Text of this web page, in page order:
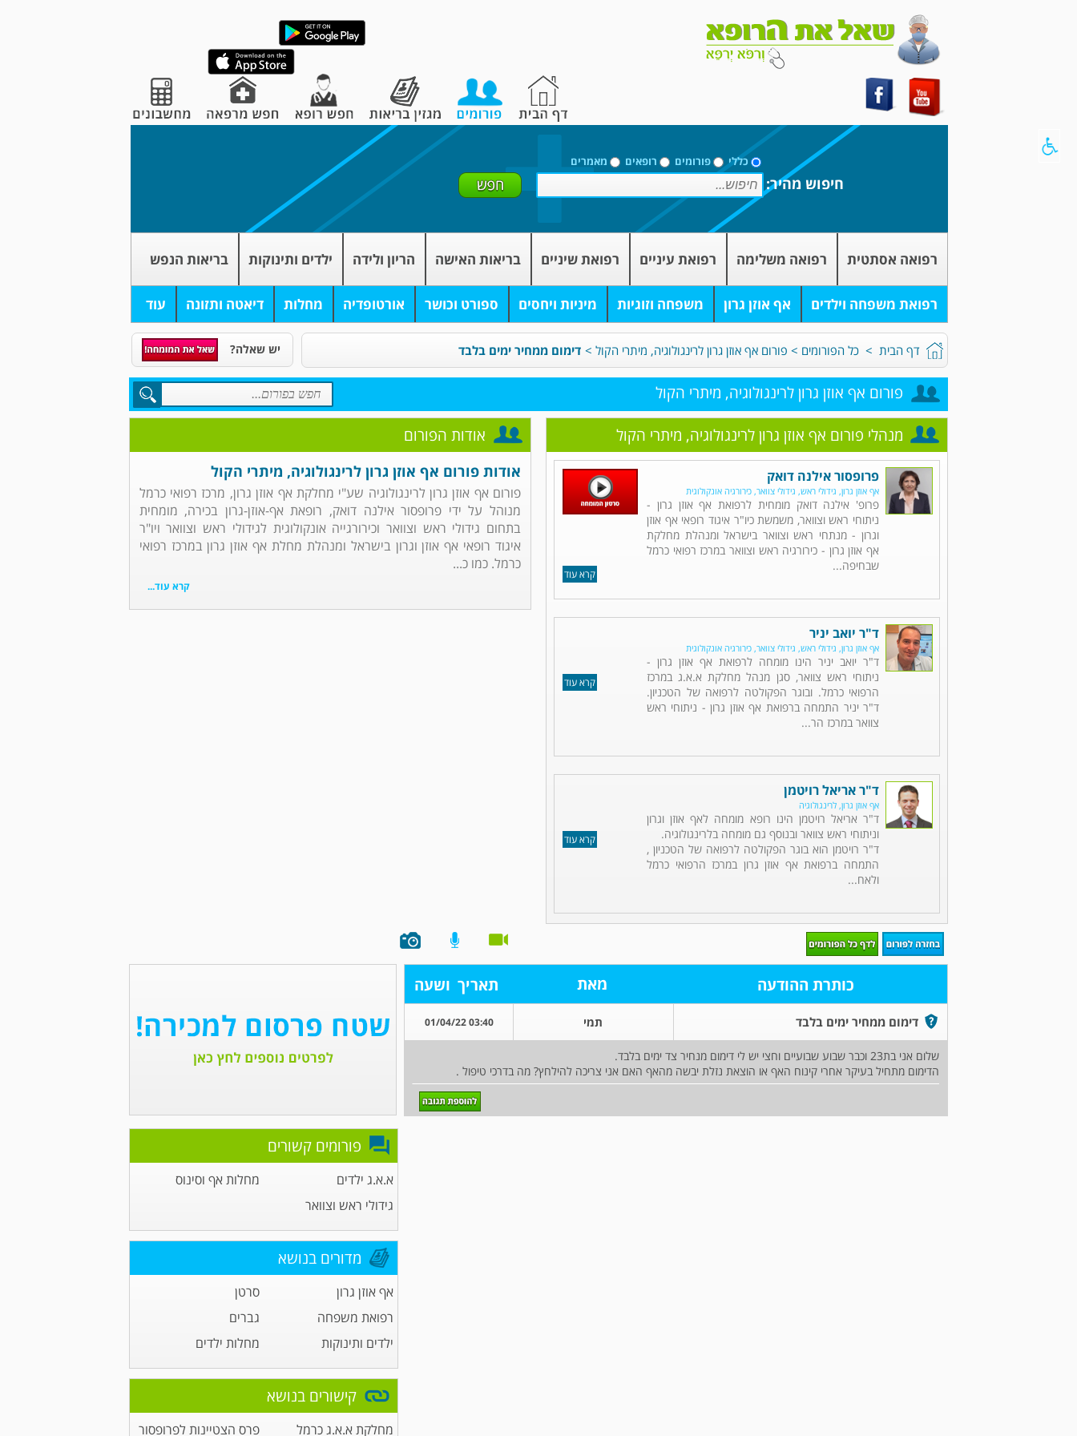
כללי פורומים רופאים מאמרים
חיפוש מהיר:
רפואה אסתטית רפואה משלימה רפואת עיניים רפואת שיניים בריאות האישה הריון ולידה ילדים ותינוקות בריאות הנפש
רפואת משפחה וילדים אף אוזן גרון משפחה וזוגיות מיניות ויחסים ספורט וכושר אורטופדיה מחלות דיאטה ותזונה עוד
דף הבית > כל הפורומים > פורום אף אוזן גרון לרינגולוגיה, מיתרי הקול > דימום ממחיר ימים בלבד יש שאלה?
פורום אף אוזן גרון לרינגולוגיה, מיתרי הקול
אודות הפורום
אודות פורום אף אוזן גרון לרינגולוגיה, מיתרי הקול
פורום אף אוזן גרון לרינגולוגיה שע"י מחלקת אף אוזן גרון, מרכז רפואי כרמל
מנוהל על ידי פרופסור אילנה דואק, רופאת אף-אוזן-גרון בכירה, מומחית
בתחום גידולי ראש וצוואר וכירורגייה אונקולוגית לגידולי ראש וצוואר ויו"ר
איגוד רופאי אף אוזן וגרון בישראל ומנהלת מחלת אף אוזן גרון במרכז רפואי
כרמל. כמו כ...
קרא עוד...
מנהלי פורום אף אוזן גרון לרינגולוגיה, מיתרי הקול
קרא עוד
פרופסור אילנה דואק
אף אוזן גרון, גידולי ראש, גידולי צוואר, כירורגיה אונקולוגית
פרופ' אילנה דואק מומחית לרפואת אף אוזן גרון -
ניתוחי ראש וצוואר, משמשת כיו"ר איגוד רופאי אף אוזן
וגרון - מנתחי ראש וצוואר בישראל ומנהלת מחלקת
אף אוזן גרון - כירורגיה ראש וצוואר במרכז רפואי כרמל
שבחיפה...
קרא עוד
ד"ר יואב יניר
אף אוזן גרון, גידולי ראש, גידולי צוואר, כירורגיה אונקולוגית
ד"ר יואב יניר הינו מומחה לרפואת אף אוזן גרון -
ניתוחי ראש צוואר, סגן מנהל מחלקת א.א.ג במרכז
הרפואי כרמל. ובוגר הפקולטה לרפואה של הטכניון.
ד"ר יניר התמחה ברפואת אף אוזן גרון - ניתוחי ראש
צוואר במרכז הר...
קרא עוד
ד"ר אריאל רויטמן
אף אוזן גרון, לרינגולוגיה
ד"ר אריאל רויטמן הינו רופא מומחה לאף אוזן וגרון
וניתוחי ראש צוואר ובנוסף גם מומחה בלרינגולוגיה.
ד"ר רויטמן הוא בוגר הפקולטה לרפואה של הטכניון ,
התמחה ברפואת אף אוזן גרון במרכז הרפואי כרמל
ולאח...
כותרת ההודעה מאת תאריך ושעה
דימום ממחיר ימים בלבד תמי 03:40 01/04/22
שלום אני בת23 וכבר שבוע שבועיים וחצי יש לי דימום מנחיר צד ימים בלבד.
הדימום מתחיל בעיקר אחרי קינוח האף או הוצאת נזלת יבשה מהאף האם אני צריכה להילחץ? מה בדרכי טיפול .
פורומים קשורים
א.א.ג ילדים
מחלות אף וסינוס
גידולי ראש וצוואר
מדורים בנושא
אף אוזן גרון
סרטן
רפואת משפחה
גברים
ילדים ותינוקות
מחלות ילדים
קישורים בנושא
מחלקת א.א.ג כרמל פרס הצטיינות לפרופסור